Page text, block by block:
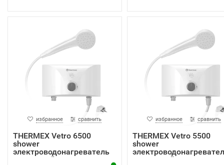
избранное сравнить
THERMEX Vetro 6500
shower
электроводонагреватель
проточный
избранное сравнить
THERMEX Vetro 5500
shower
проточный